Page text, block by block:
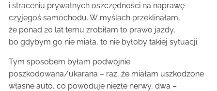
i straceniu prywatnych oszczędności na naprawę
czyjegoś samochodu. W myślach przeklinałam,
że ponad 20 lat temu zrobiłam to prawo jazdy,
bo gdybym go nie miała, to nie byłoby takiej sytuacji.
Tym sposobem byłam podwójnie
poszkodowana/ukarana – raz, że miałam uszkodzone
własne auto, co powoduje niezłe nerwy, dwa –